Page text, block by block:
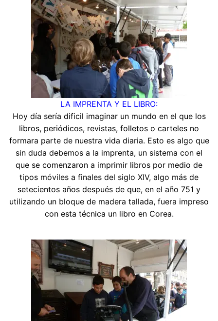
LA IMPRENTA Y EL LIBRO:
Hoy día sería dificil imaginar un mundo en el que los
libros, periódicos, revistas, folletos o carteles no
formara parte de nuestra vida diaria. Esto es algo que
sin duda debemos a la imprenta, un sistema con el
que se comenzaron a imprimir libros por medio de
tipos móviles a finales del siglo XIV, algo más de
setecientos años después de que, en el año 751 y
utilizando un bloque de madera tallada, fuera impreso
con esta técnica un libro en Corea.